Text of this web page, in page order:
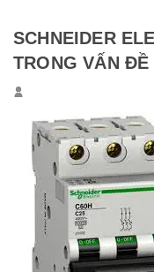
SCHNEIDER
TRONG VẤN